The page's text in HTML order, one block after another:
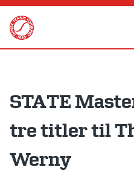
Skip
content
STATE
tre titler til
Werny